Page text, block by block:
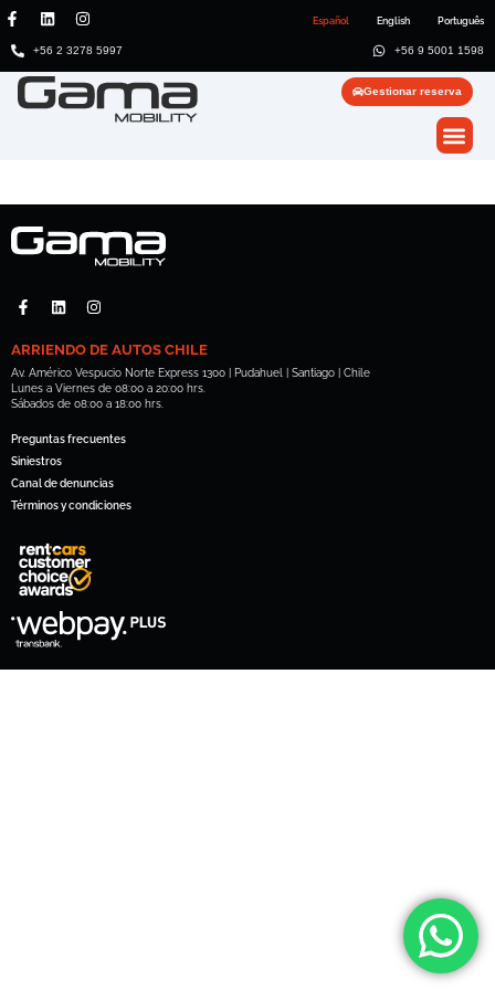
Español English Português
+56 2 3278 5997 +56 9 5001 1598
Gestionar reserva
ARRIENDO DE AUTOS CHILE
Av. Américo Vespucio Norte Express 1300 | Pudahuel | Santiago | Chile
Lunes a Viernes de 08:00 a 20:00 hrs.
Sábados de 08:00 a 18:00 hrs.
Preguntas frecuentes
Siniestros
Canal de denuncias
Términos y condiciones